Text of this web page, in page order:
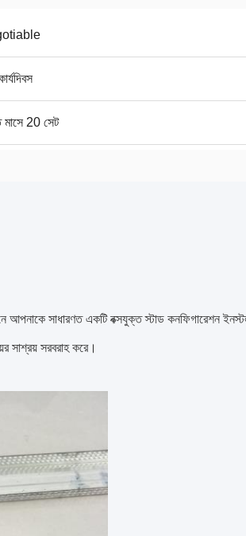
মাসে 20 সেট
আপনাকে সাধারণত একটি বক্সযুক্ত স্টাড কনফিগারেশন
সাশ্রয় সরবরাহ করে।